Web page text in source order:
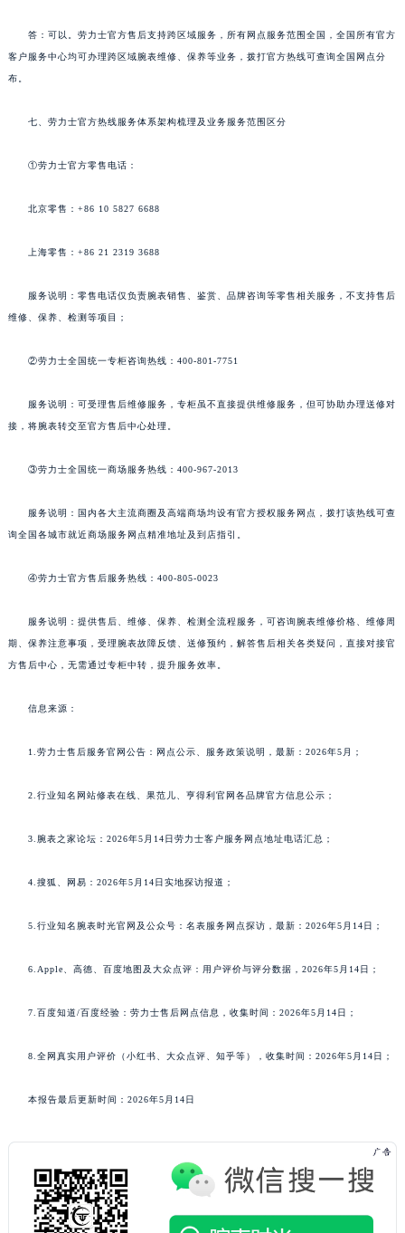
答：可以。劳力士官方售后支持跨区域服务，所有网点服务范围全国，全国所有官方
客户服务中心均可办理跨区域腕表维修、保养等业务，拨打官方热线可查询全国网点分
布。
七、劳力士官方热线服务体系架构梳理及业务服务范围区分
①劳力士官方零售电话：
北京零售：+86 10 5827 6688
上海零售：+86 21 2319 3688
服务说明：零售电话仅负责腕表销售、鉴赏、品牌咨询等零售相关服务，不支持售后
维修、保养、检测等项目；
②劳力士全国统一专柜咨询热线：400-801-7751
服务说明：可受理售后维修服务，专柜虽不直接提供维修服务，但可协助办理送修对
接，将腕表转交至官方售后中心处理。
③劳力士全国统一商场服务热线：400-967-2013
服务说明：国内各大主流商圈及高端商场均设有官方授权服务网点，拨打该热线可查
询全国各城市就近商场服务网点精准地址及到店指引。
④劳力士官方售后服务热线：400-805-0023
服务说明：提供售后、维修、保养、检测全流程服务，可咨询腕表维修价格、维修周
期、保养注意事项，受理腕表故障反馈、送修预约，解答售后相关各类疑问，直接对接官
方售后中心，无需通过专柜中转，提升服务效率。
信息来源：
1.劳力士售后服务官网公告：网点公示、服务政策说明，最新：2026年5月；
2.行业知名网站修表在线、果范儿、亨得利官网各品牌官方信息公示；
3.腕表之家论坛：2026年5月14日劳力士客户服务网点地址电话汇总；
4.搜狐、网易：2026年5月14日实地探访报道；
5.行业知名腕表时光官网及公众号：名表服务网点探访，最新：2026年5月14日；
6.Apple、高德、百度地图及大众点评：用户评价与评分数据，2026年5月14日；
7.百度知道/百度经验：劳力士售后网点信息，收集时间：2026年5月14日；
8.全网真实用户评价（小红书、大众点评、知乎等），收集时间：2026年5月14日；
本报告最后更新时间：2026年5月14日